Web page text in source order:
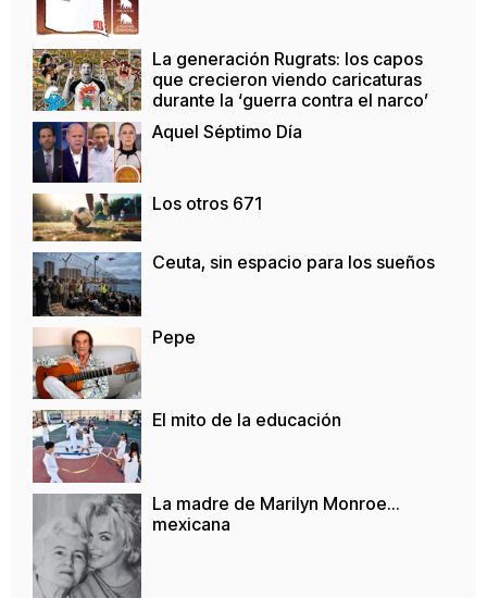
La generación Rugrats: los capos
que crecieron viendo caricaturas
durante la ‘guerra contra el narco’
Aquel Séptimo Día
Los otros 671
Ceuta, sin espacio para los sueños
Pepe
El mito de la educación
La madre de Marilyn Monroe…
mexicana